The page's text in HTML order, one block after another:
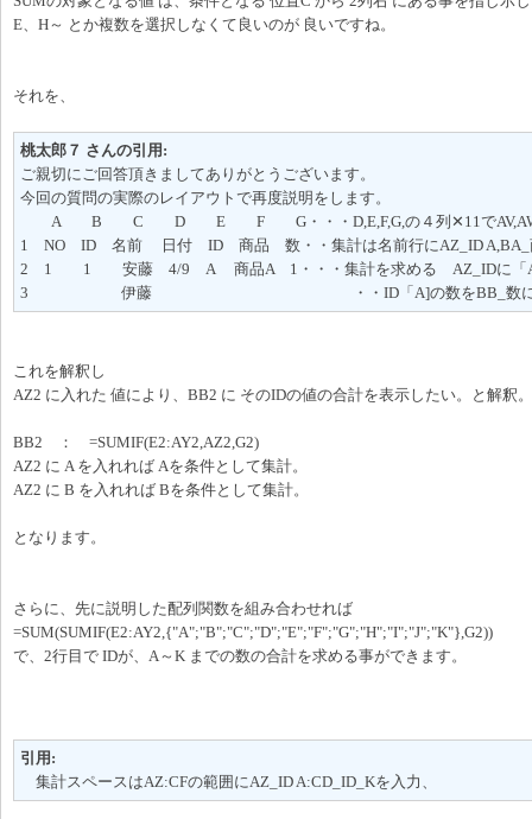
E、H～ とか複数を選択しなくて良いのが 良いですね。
それを、
桃太郎７ さんの引用:
ご親切にご回答頂きましてありがとうございます。
今回の質問の実際のレイアウトで再度説明をします。
A B C D E F G・・・D,E,F,G,の４列✕11で
1 NO ID 名前 日付 ID 商品 数・・集計は名前行にAZ_ID A,BA_
2 1 1 安藤 4/9 A 商品A 1・・・集計を求める AZ_IDに「A」
3 伊藤 ・・ID「A]の数をBB_数に集計
これを解釈し
AZ2 に入れた 値により、BB2 に そのIDの値の合計を表示したい。と解釈。
BB2 ： =SUMIF(E2:AY2,AZ2,G2)
AZ2 に A を入れれば Aを条件として集計。
AZ2 に B を入れれば Bを条件として集計。
となります。
さらに、先に説明した配列関数を組み合わせれば
=SUM(SUMIF(E2:AY2,{"A";"B";"C";"D";"E";"F";"G";"H";"I";"J";"K"},G2))
で、2行目で IDが、A～K までの数の合計を求める事ができます。
引用:
集計スペースはAZ:CFの範囲にAZ_ID A:CD_ID_Kを入力、